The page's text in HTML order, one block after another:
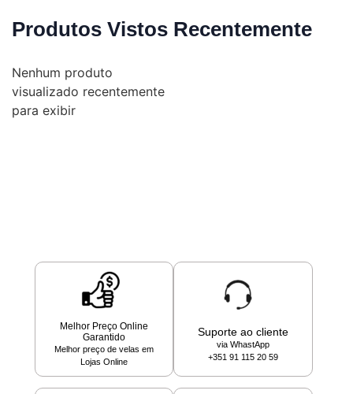
Produtos Vistos Recentemente
Nenhum produto
visualizado recentemente
para exibir
Melhor Preço Online
Garantido
Melhor preço de velas em
Lojas Online
Suporte ao cliente
via WhastApp
+351 91 115 20 59